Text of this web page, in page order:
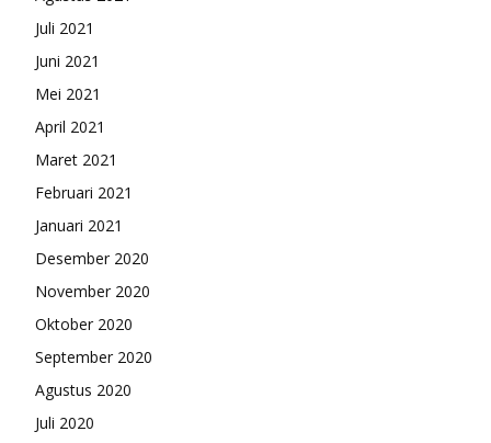
Juli 2021
Juni 2021
Mei 2021
April 2021
Maret 2021
Februari 2021
Januari 2021
Desember 2020
November 2020
Oktober 2020
September 2020
Agustus 2020
Juli 2020